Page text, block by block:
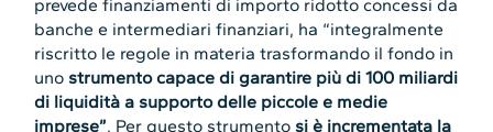
prevede finanziamenti di importo ridotto concessi da
banche e intermediari finanziari, ha “integralmente
riscritto le regole in materia trasformando il fondo in
uno strumento capace di garantire più di 100 miliardi
di liquidità a supporto delle piccole e medie
imprese”. Per questo strumento si è incrementata la